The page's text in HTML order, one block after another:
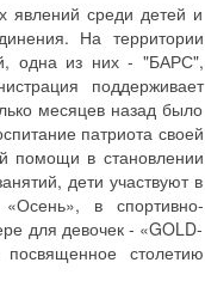
явлений среди детей и
На территории
одна из них - "БАРС",
поддерживает
месяцев назад было
патриота своей
помощи в становлении
дети участвуют в
в спортивно-
для девочек - «GOLD-
посвященное столетию